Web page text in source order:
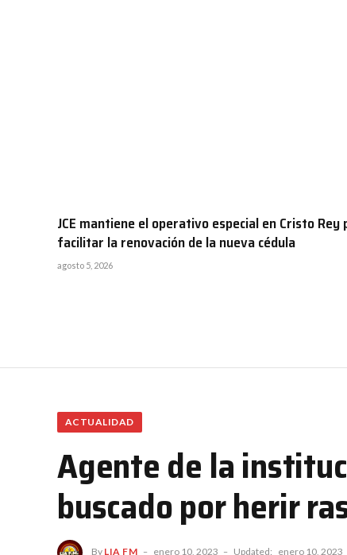
JCE mantiene el operativo especial en Cristo Rey
facilitar la renovación de la nueva cédula
agosto 5, 2026
ACTUALIDAD
Agente de la
buscado por herir
By LIA FM enero 10, 2023 Updated: enero 10, 2023